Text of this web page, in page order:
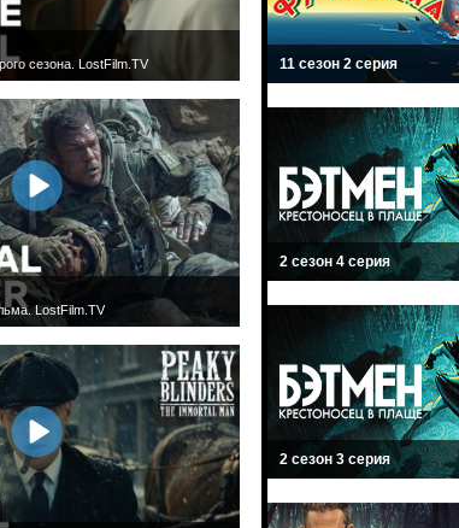
сезона. LostFilm.TV
LostFilm.TV
11 сезон 2 серия
2 сезон 4 серия
2 сезон 3 серия